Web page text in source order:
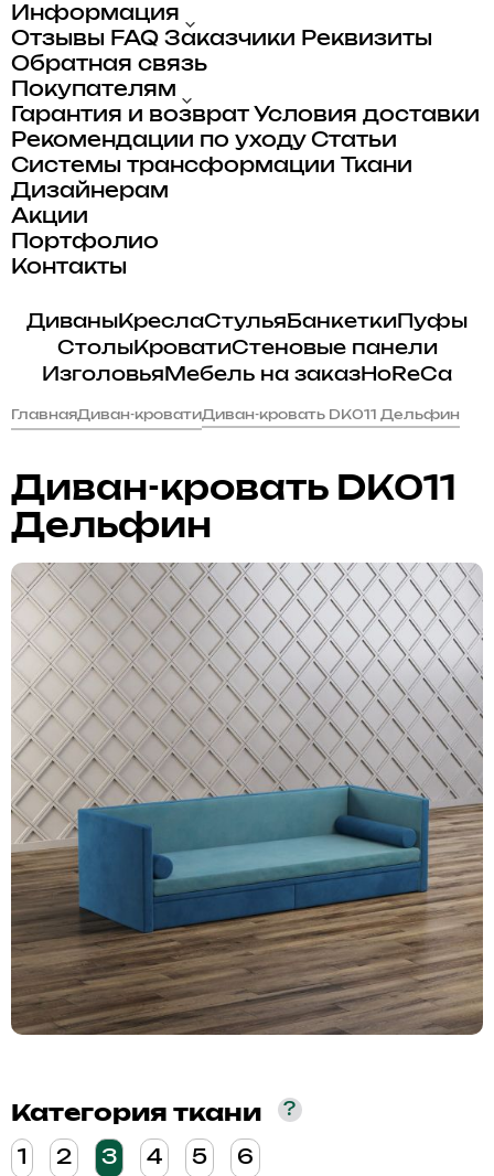
Информация
Отзывы FAQ Заказчики Реквизиты
Обратная связь
Покупателям
Гарантия и возврат Условия доставки
Рекомендации по уходу Статьи
Системы трансформации
Ткани
Дизайнерам
Акции
Портфолио
Контакты
ДиваныКреслаСтульяБанкеткиПуфы
СтолыКроватиСтеновые панели
Изголовья Мебель на заказHoReCa
ГлавнаяДиван-кроватиДиван-кровать DK011 Дельфин
Диван-кровать DK011
Дельфин
Категория ткани ?
1 2 3 4 5 6